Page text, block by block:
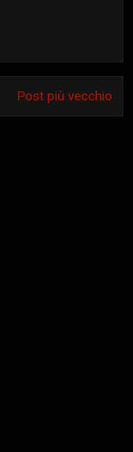
Post più vecchio